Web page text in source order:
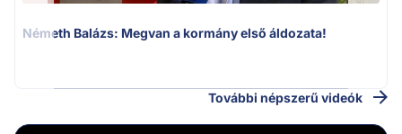
Németh Balázs: Megvan a kormány első áldozata!
További népszerű videók